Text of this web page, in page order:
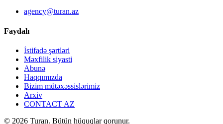
agency@turan.az
Faydalı
İstifadə şərtləri
Məxfilik siyasti
Abunə
Haqqımızda
Bizim mütəxəssislərimiz
Arxiv
CONTACT AZ
© 2026 Turan. Bütün hüquqlar qorunur.